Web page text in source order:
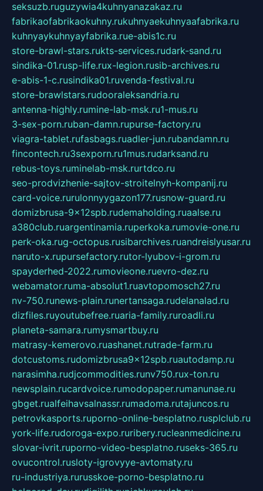
seksuzb.ruguzywia4kuhnyanazakaz.ru
fabrikaofabrikaokuhny.rukuhnyaekuhnyaafabrika.ru
kuhnyaykuhnyayfabrika.rue-abis1c.ru
store-brawl-stars.rukts-services.rudark-sand.ru
sindika-01.rusp-life.rux-legion.rusib-archives.ru
e-abis-1-c.rusindika01.ruvenda-festival.ru
store-brawlstars.rudooraleksandria.ru
antenna-highly.rumine-lab-msk.ru1-mus.ru
3-sex-porn.ruban-damn.rupurse-factory.ru
viagra-tablet.rufasbags.ruadler-jun.rubandamn.ru
fincontech.ru3sexporn.ru1mus.rudarksand.ru
rebus-toys.ruminelab-msk.rurtdco.ru
seo-prodvizhenie-sajtov-stroitelnyh-kompanij.ru
card-voice.rurulonnyygazon177.rusnow-guard.ru
domizbrusa-9x12spb.rudemaholding.ruaalse.ru
a380club.ruargentinamia.ruperkoka.rumovie-one.ru
perk-oka.rug-octopus.rusibarchives.ruandreislyusar.ru
naruto-x.rupursefactory.rutor-lyubov-i-grom.ru
spayderhed-2022.rumovieone.ruevro-dez.ru
webamator.ruma-absolut1.ruavtopomosch27.ru
nv-750.runews-plain.runertansaga.rudelanalad.ru
dizfiles.ruyoutubefree.ruaria-family.ruroadli.ru
planeta-samara.rumysmartbuy.ru
matrasy-kemerovo.ruashanet.rutrade-farm.ru
dotcustoms.rudomizbrusa9x12spb.ruautodamp.ru
narasimha.rudjcommodities.runv750.rux-ton.ru
newsplain.rucardvoice.rumodopaper.rumanunae.ru
gbget.rualfeihavsalnassr.rumadoma.rutajuncos.ru
petrovkasports.ruporno-online-besplatno.rusplclub.ru
york-life.rudoroga-expo.ruribery.rucleanmedicine.ru
slovar-ivrit.ruporno-video-besplatno.ruseks-365.ru
ovucontrol.rusloty-igrovyye-avtomaty.ru
ru-industriya.rurusskoe-porno-besplatno.ru